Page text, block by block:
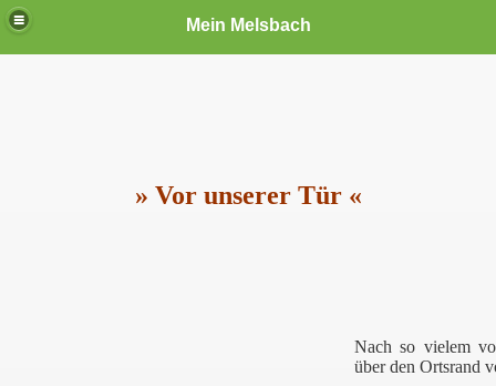
Mein Melsbach
» Vor unserer Tür «
Nach so vielem
über den Ortsrand